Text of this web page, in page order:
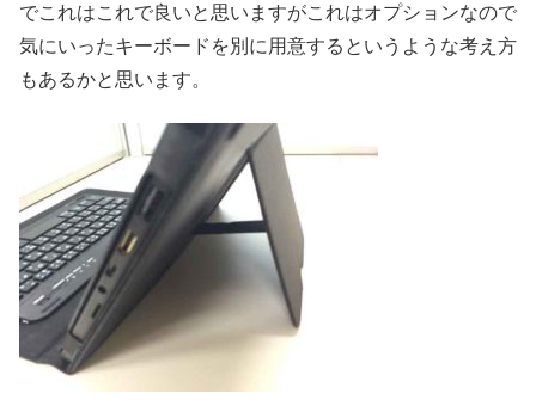
でこれはこれで良いと思いますがこれはオプションなので
気にいったキーボードを別に用意するというような考え方
もあるかと思います。